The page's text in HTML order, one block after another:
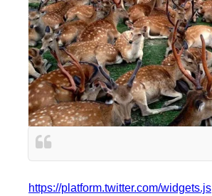
https://platform.twitter.com/widgets.js